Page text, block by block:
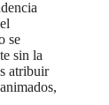
se
sin la
atribuir